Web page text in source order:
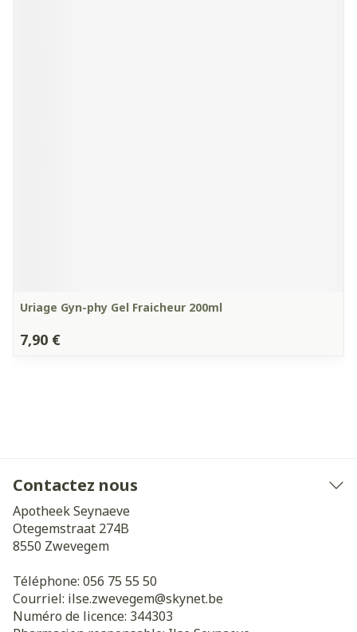
Uriage Gyn-phy Gel Fraicheur 200ml
7,90 €
Contactez nous
Apotheek Seynaeve
Otegemstraat 274B
8550 Zwevegem
Téléphone: 056 75 55 50
Courriel: ilse.zwevegem@skynet.be
Numéro de licence: 344303